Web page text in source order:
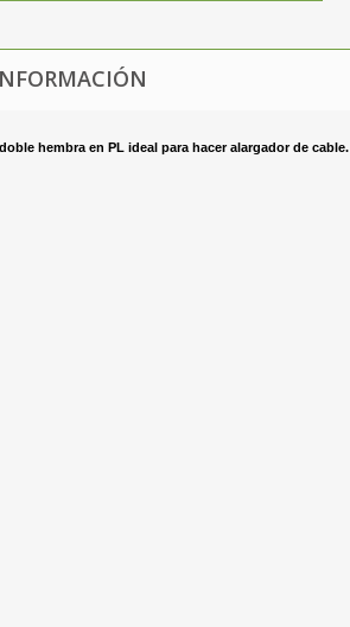
hembra en PL ideal para hacer alargador de cable.